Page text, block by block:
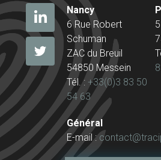
Nancy
6 Rue Robert
Schuman
ZAC du Breuil
54850 Messein
Tél. : +33(0)3 83 50
54 63
Général
E-mail :